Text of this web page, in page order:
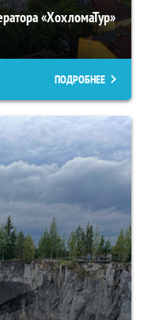
«ХохломаТур»
ПОДРОБНЕЕ